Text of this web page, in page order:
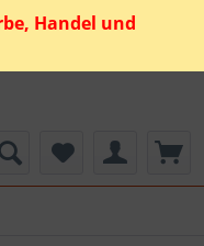
Handel und